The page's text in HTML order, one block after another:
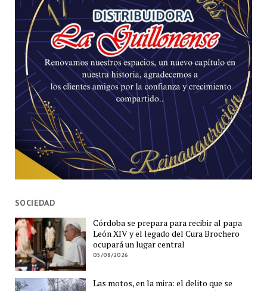
SOCIEDAD
Córdoba se prepara para recibir al papa
León XIV y el legado del Cura Brochero
ocupará un lugar central
05/08/2026
Las motos, en la mira: el delito que se